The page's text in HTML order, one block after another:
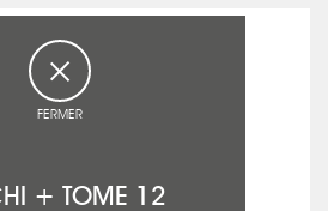
FERMER
+ TOME 12